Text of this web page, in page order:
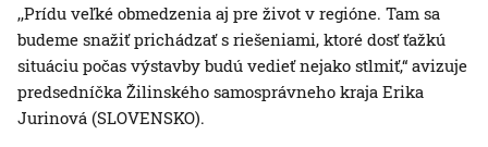
,,Prídu veľké obmedzenia aj pre život v regióne. Tam sa
budeme snažiť prichádzať s riešeniami, ktoré dosť ťažkú
situáciu počas výstavby budú vedieť nejako stlmiť,“ avizuje
predsedníčka Žilinského samosprávneho kraja Erika
Jurinová (SLOVENSKO).